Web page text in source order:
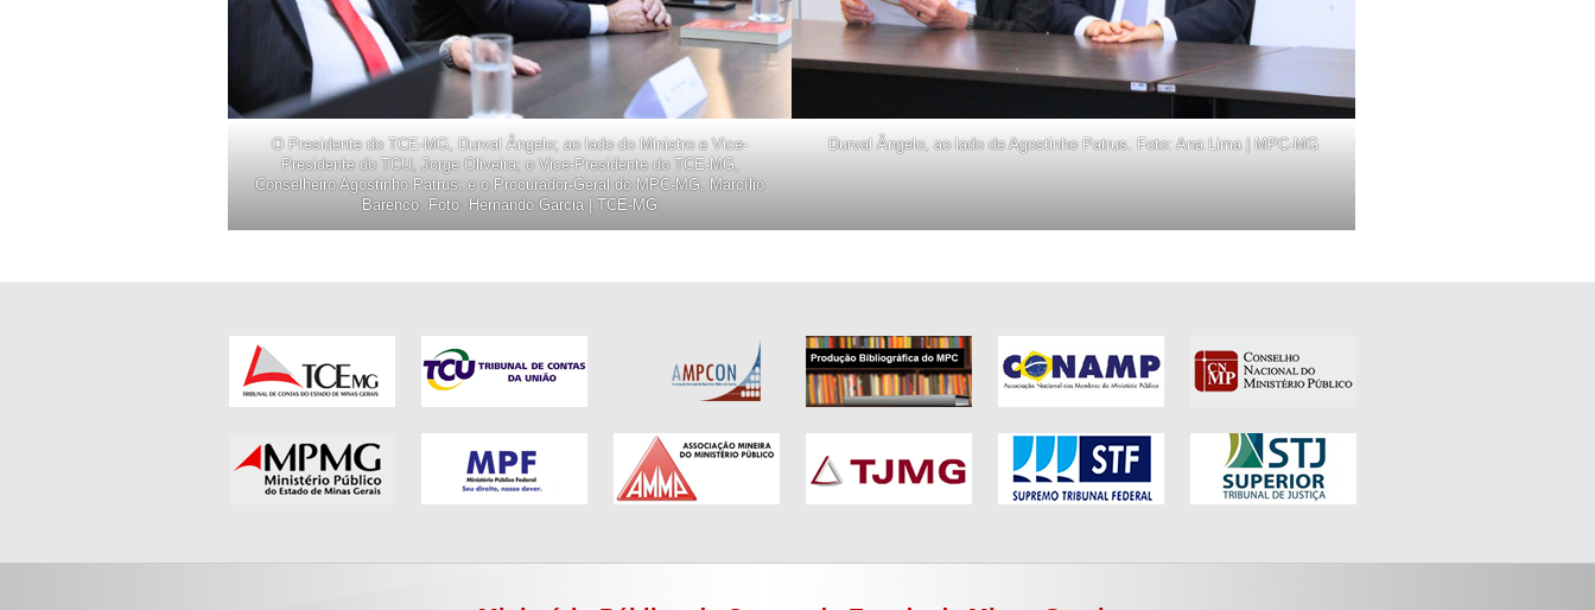
O Presidente do TCE-MG, Durval Ângelo; ao lado do Ministro e Vice-
Presidente do TCU, Jorge Oliveira; o Vice-Presidente do TCE-MG,
Conselheiro Agostinho Patrus; e o Procurador-Geral do MPC-MG, Marcílio
Barenco. Foto: Hernando Garcia | TCE-MG
Durval Ângelo, ao lado de Agostinho Patrus. Foto: Ana Lima | MPC-MG